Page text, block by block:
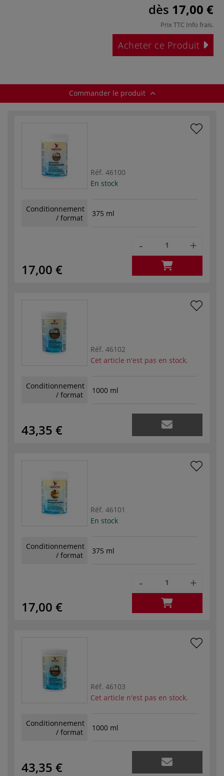
dès 17,00 €
Prix TTC Info frais.
Acheter ce Produit
Commander le produit
Réf. 46100
En stock
Conditionnement
/ format
375 ml
17,00 €
- +
Réf. 46102
Cet article n'est pas en stock.
Conditionnement
/ format
1000 ml
43,35 €
Réf. 46101
En stock
Conditionnement
/ format
375 ml
17,00 €
- +
Réf. 46103
Cet article n'est pas en stock.
Conditionnement
/ format
1000 ml
43,35 €